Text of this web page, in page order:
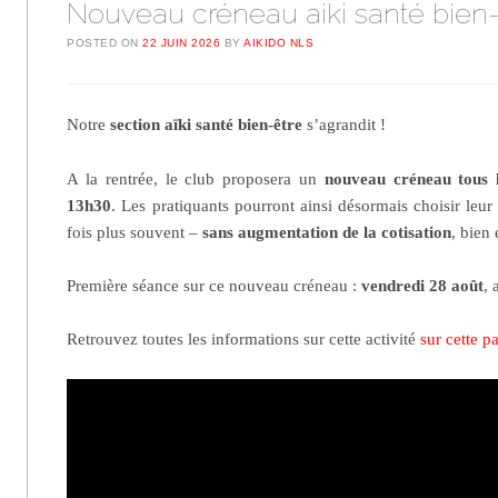
Nouveau créneau aiki santé
POSTED ON22 JUIN 2026 BYAIKIDO NLS
Notresection aïki santé bien-être s’agrandit !
A la rentrée, le club proposera un nouveau créneau
13h30. Les pratiquants pourront ainsi désormais choisir
fois plus souvent –sans augmentation de la cotisation, bien
Première séance sur ce nouveau créneau :vendredi 28 août,
Retrouvez toutes les informations sur cette activitésur cette